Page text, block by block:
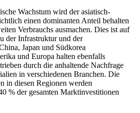
Wachstum wird der asiatisch-
einen dominanten Anteil behalten
Verbrauchs ausmachen. Dies ist auf
der Infrastruktur und der
Japan und Südkorea
und Europa halten ebenfalls
durch die anhaltende Nachfrage
in verschiedenen Branchen. Die
in diesen Regionen werden
% der gesamten Marktinvestitionen